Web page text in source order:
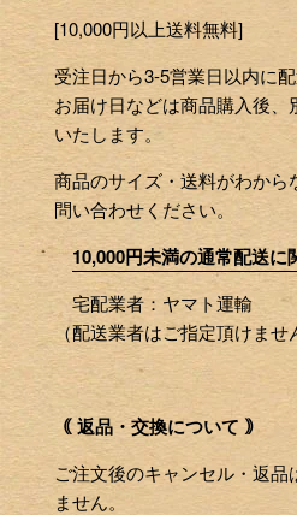
[10,000円以上送料無料]
受注日から3-5営業日以内に
お届け日などは商品購入後
いたします。
商品のサイズ・送料がわから
問い合わせください。
10,000円未満の通常配送に
宅配業者：ヤマト運輸
（配送業者はご指定頂けませ
｟ 返品・交換について ｠
ご注文後のキャンセル・返
ません。